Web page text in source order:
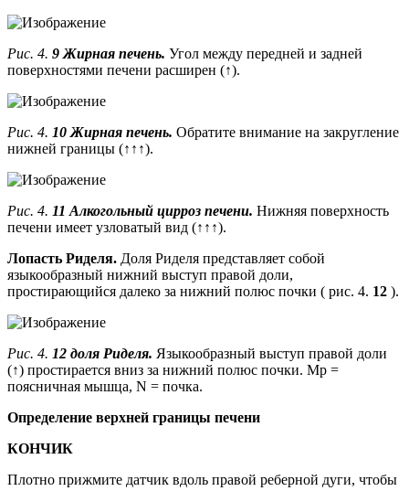
Рис. 4. 9 Жирная печень. Угол между передней и задней
поверхностями печени расширен (↑).
Рис. 4. 10 Жирная печень. Обратите внимание на закругление
нижней границы (↑↑↑).
Рис. 4. 11 Алкогольный цирроз печени. Нижняя поверхность
печени имеет узловатый вид (↑↑↑).
Лопасть Риделя. Доля Риделя представляет собой
языкообразный нижний выступ правой доли,
простирающийся далеко за нижний полюс почки ( рис. 4. 12 ).
Рис. 4. 12 доля Риделя. Языкообразный выступ правой доли
(↑) простирается вниз за нижний полюс почки. Mp =
поясничная мышца, N = почка.
Определение верхней границы печени
КОНЧИК
Плотно прижмите датчик вдоль правой реберной дуги, чтобы